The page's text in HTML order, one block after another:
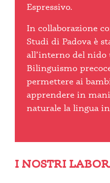
Espressivo.
In collaborazione
Studi di Padova è
all’interno del nido
Bilinguismo
permettere ai
apprendere in
naturale la lingua
I NOSTRI